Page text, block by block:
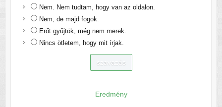
Nem. Nem tudtam, hogy van az oldalon.
Nem, de majd fogok.
Erőt gyűjtök, még nem merek.
Nincs ötletem, hogy mit írjak.
Eredmény